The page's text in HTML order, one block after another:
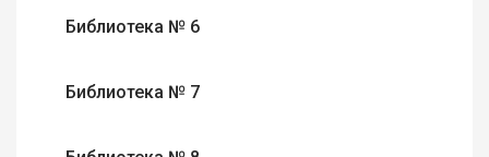
Библиотека № 6
Библиотека № 7